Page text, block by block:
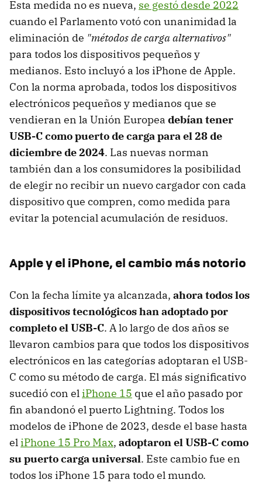
Esta medida no es nueva, se gestó desde 2022
cuando el Parlamento votó con unanimidad la
eliminación de "métodos de carga alternativos"
para todos los dispositivos pequeños y
medianos. Esto incluyó a los iPhone de Apple.
Con la norma aprobada, todos los dispositivos
electrónicos pequeños y medianos que se
vendieran en la Unión Europea debían tener
USB-C como puerto de carga para el 28 de
diciembre de 2024. Las nuevas norman
también dan a los consumidores la posibilidad
de elegir no recibir un nuevo cargador con cada
dispositivo que compren, como medida para
evitar la potencial acumulación de residuos.
Apple y el iPhone, el cambio más notorio
Con la fecha límite ya alcanzada, ahora todos los
dispositivos tecnológicos han adoptado por
completo el USB-C. A lo largo de dos años se
llevaron cambios para que todos los dispositivos
electrónicos en las categorías adoptaran el USB-
C como su método de carga. El más significativo
sucedió con eliPhone 15 que el año pasado por
fin abandonó el puerto Lightning. Todos los
modelos de iPhone de 2023, desde el base hasta
eliPhone 15 Pro Max, adoptaron el USB-C como
su puerto carga universal. Este cambio fue en
todos los iPhone 15 para todo el mundo.